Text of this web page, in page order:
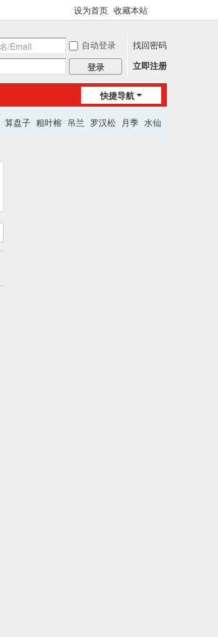
设为首页 收藏本站
切
到
宽
版
自动登录
找回密码
登录 立即注册
快捷导航
算盘子 粗叶榕 吊兰 罗汉松 月季 水仙